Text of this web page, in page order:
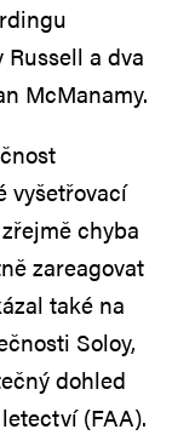
a dva
McManamy.
vyšetřovací
chyba
zareagovat
také na
Soloy,
dohled
(FAA).